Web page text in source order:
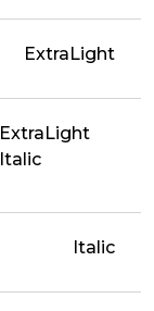
ExtraLight
ExtraLight
Italic
Italic